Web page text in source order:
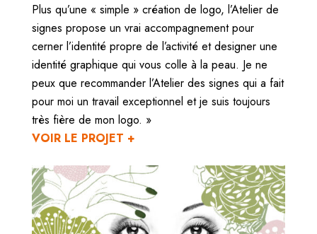
Plus qu’une « simple » création de logo, l’Atelier de
signes propose un vrai accompagnement pour
cerner l’identité propre de l’activité et designer une
identité graphique qui vous colle à la peau. Je ne
peux que recommander l’Atelier des signes qui a fait
pour moi un travail exceptionnel et je suis toujours
très fière de mon logo. »
VOIR LE PROJET +